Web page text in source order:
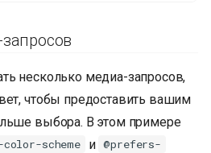
несколько медиа-запросов,
чтобы предоставить вашим
выбора. В этом примере
scheme и @prefers-